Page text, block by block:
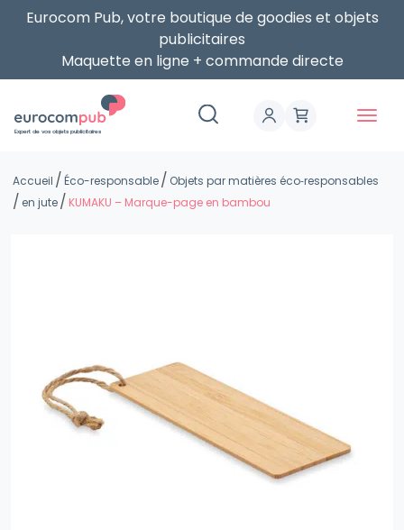
Eurocom Pub, votre boutique de goodies et objets
publicitaires
Maquette en ligne + commande directe
Expert de vos objets publicitaires
Accueil Éco-responsable
Objets par matières éco‑responsables
en jute
KUMAKU – Marque-page en bambou